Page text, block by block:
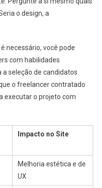
o design, a
necessário, você pode
com habilidades
seleção de candidatos
o freelancer contratado
executar o projeto com
Impacto no Site
Melhoria estética e de
UX